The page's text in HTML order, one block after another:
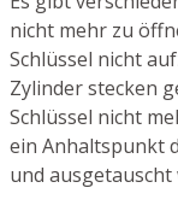
nicht mehr zu
Schlüssel nicht
Zylinder stecken
Schlüssel nicht
ein Anhaltspunkt
und ausgetauscht